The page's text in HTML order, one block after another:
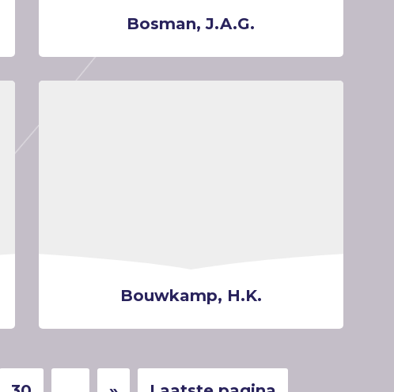
Bosman, J.A.G.
Bouwkamp, H.K.